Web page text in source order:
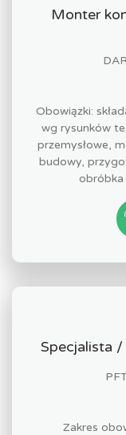
Monter
Obowiązki:
wg rysunków
przemysłowe,
budowy,
obróbka
Specjalista /
Zakres